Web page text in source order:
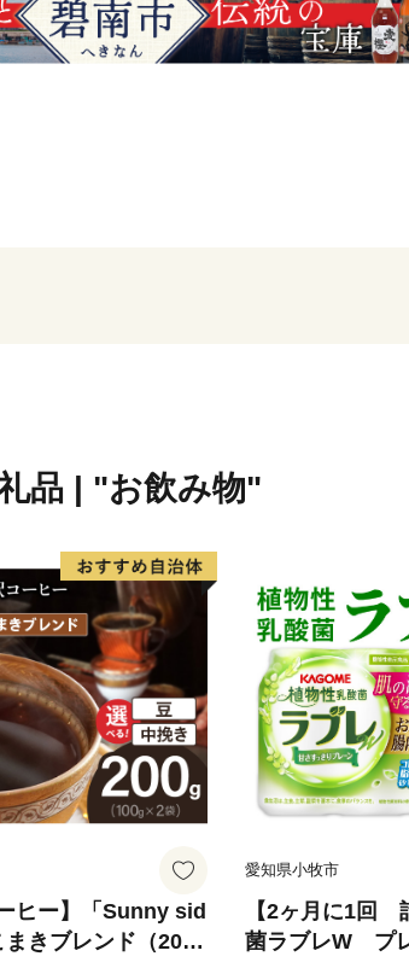
品 | "お飲み物"
ヒー】「Sunny sid
きブレンド（200
愛知県小牧市
【2ヶ月に1回
菌ラブレW プ